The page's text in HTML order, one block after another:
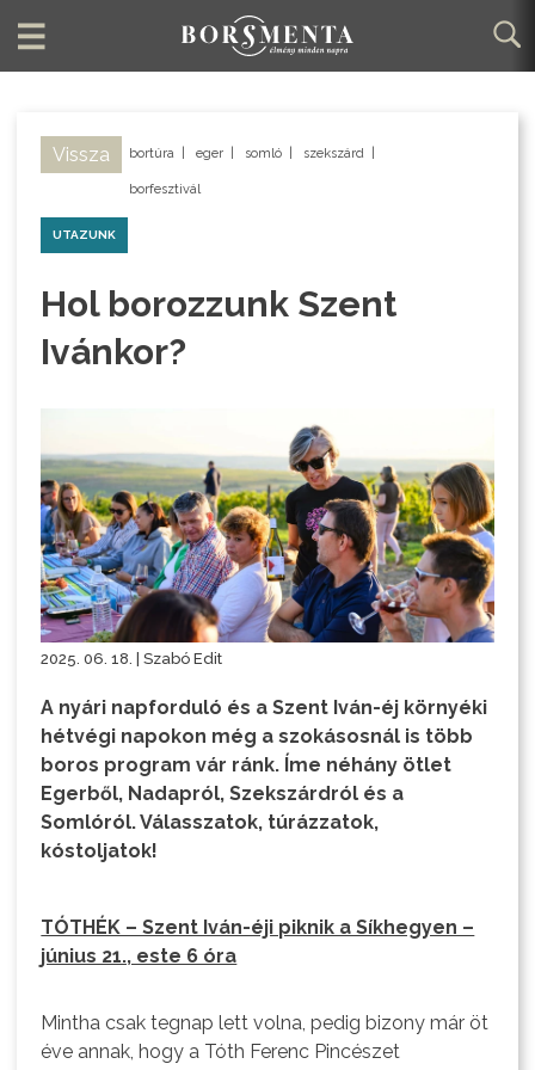
Vissza bortúra eger somló szekszárd
borfesztivál
UTAZUNK
Hol borozzunk Szent
Ivánkor?
2025. 06. 18. | Szabó Edit
A nyári napforduló és a Szent Iván-éj környéki
hétvégi napokon még a szokásosnál is több
boros program vár ránk. Íme néhány ötlet
Egerből, Nadapról, Szekszárdról és a
Somlóról. Válasszatok, túrázzatok,
kóstoljatok!
TÓTHÉK – Szent Iván-éji piknik a Síkhegyen –
június 21., este 6 óra
Mintha csak tegnap lett volna, pedig bizony már öt
éve annak, hogy a Tóth Ferenc Pincészet